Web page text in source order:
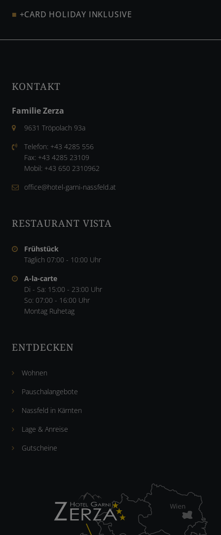
+CARD HOLIDAY INKLUSIVE
KONTAKT
Familie Zerza
9631 Tröpolach 93a
Telefon: +43 4285 556
Fax: +43 4285 23109
Mobil: +43 650 2310962
office@hotel-garni-nassfeld.at
RESTAURANT VISTA
Frühstück
Täglich 07:00 - 10:00 Uhr
A-la-carte
Di - Sa: 15:00 - 23:00 Uhr
So: 07:00 - 16:00 Uhr
Montag Ruhetag
ENTDECKEN
Wohnen
Pauschalangebote
Nassfeld in Kärnten
Lage & Anreise
Gutscheine